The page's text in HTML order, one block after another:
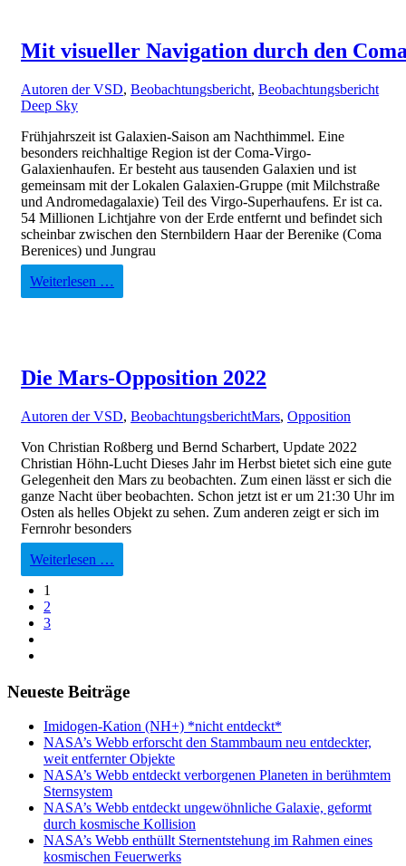
Mit visueller Navigation durch den
Autoren der VSD, Beobachtungsbericht, Beobachtungsbericht
Deep Sky
Frühjahrszeit ist Galaxien-Saison am Nachthimmel. Eine
besonders reichhaltige Region ist der Coma-Virgo-
Galaxienhaufen. Er besteht aus tausenden Galaxien und ist
gemeinsam mit der Lokalen Galaxien-Gruppe (mit Milchstraße
und Andromedagalaxie) Teil des Virgo-Superhaufens. Er ist ca.
54 Millionen Lichtjahre von der Erde entfernt und befindet sich
scheinbar zwischen den Sternbildern Haar der Berenike (Coma
Berenices) und Jungrau
Weiterlesen …
Die Mars-Opposition 2022
Autoren der VSD, BeobachtungsberichtMars, Opposition
Von Christian Roßberg und Bernd Scharbert, Update 2022
Christian Höhn-Lucht Dieses Jahr im Herbst bietet sich eine gute
Gelegenheit den Mars zu beobachten. Zum einen lässt er sich die
ganze Nacht über beobachten. Schon jetzt ist er um 21:30 Uhr im
Osten als helles Objekt zu sehen. Zum anderen zeigt er sich im
Fernrohr besonders
Weiterlesen …
1
2
3
Neueste Beiträge
Imidogen-Kation (NH+) *nicht entdeckt*
NASA’s Webb erforscht den Stammbaum neu entdeckter,
weit entfernter Objekte
NASA’s Webb entdeckt verborgenen Planeten in berühmtem
Sternsystem
NASA’s Webb entdeckt ungewöhnliche Galaxie, geformt
durch kosmische Kollision
NASA’s Webb enthüllt Sternentstehung im Rahmen eines
kosmischen Feuerwerks